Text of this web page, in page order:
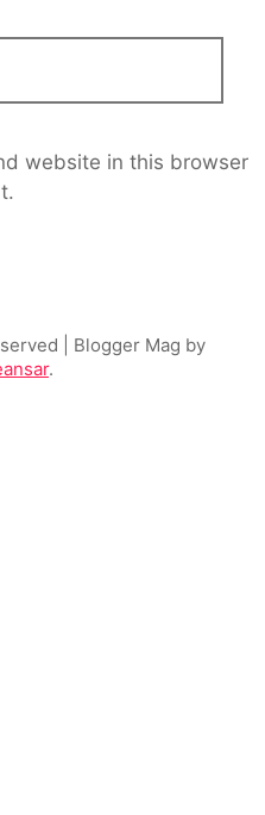
website in this browser
| Blogger Mag by
.